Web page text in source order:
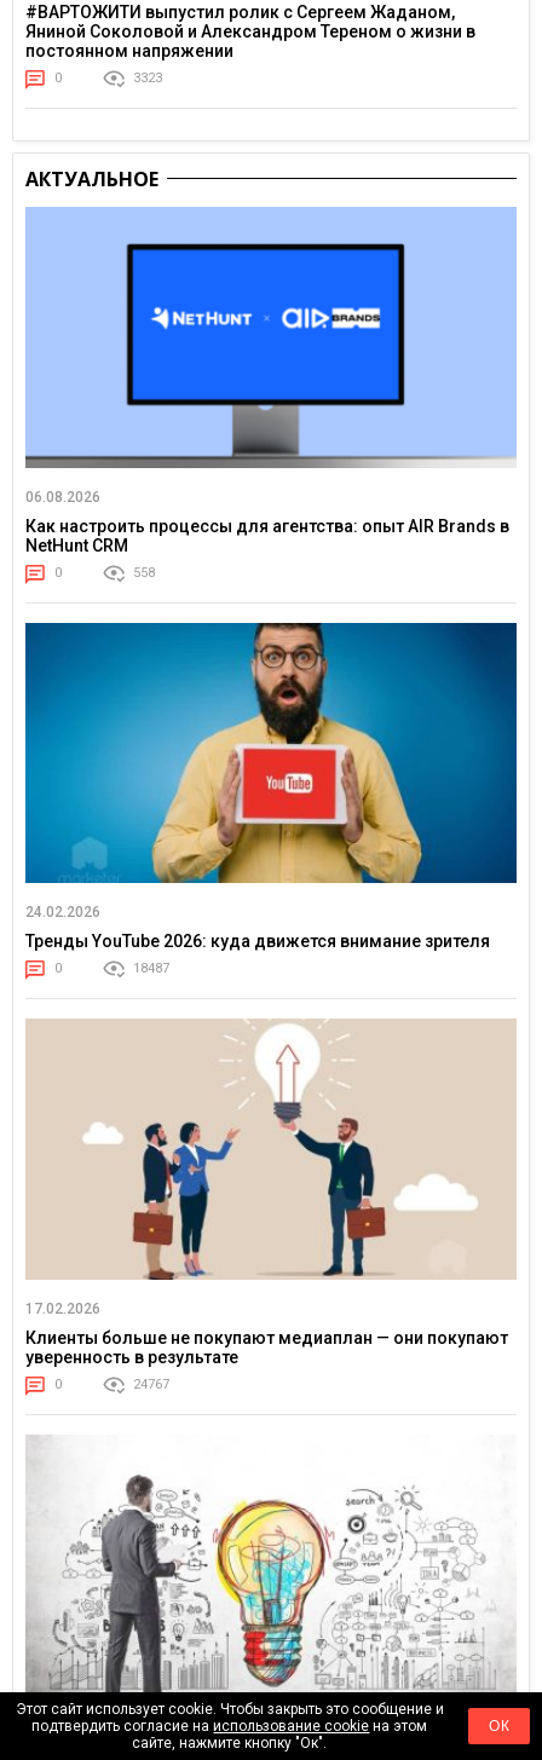
#ВАРТОЖИТИ выпустил ролик с Сергеем Жаданом,
Яниной Соколовой и Александром Тереном о жизни в
постоянном напряжении
0 3323
АКТУАЛЬНОЕ
06.08.2026
Как настроить процессы для агентства: опыт AIR Brands в
NetHunt CRM
0 558
24.02.2026
Тренды YouTube 2026: куда движется внимание зрителя
0 18487
17.02.2026
Клиенты больше не покупают медиаплан — они покупают
уверенность в результате
0 24767
01.02.2026
От «оптимизации рекламы» к управлению спросом:
Этот сайт использует cookie. Чтобы закрыть это сообщение и
подтвердить согласие наиспользование cookie на этом
сайте, нажмите кнопку "Ок".
ОК